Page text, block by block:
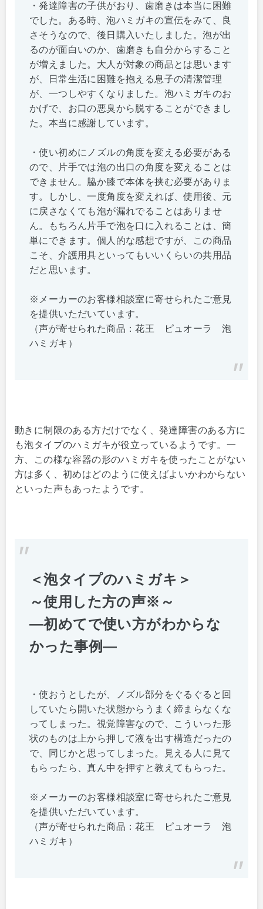
・発達障害の子供がおり、歯磨きは本当に困難
でした。ある時、泡ハミガキの宣伝をみて、良
さそうなので、後日購入いたしました。泡が出
るのが面白いのか、歯磨きも自分からすること
が増えました。大人が対象の商品とは思います
が、日常生活に困難を抱える息子の清潔管理
が、一つしやすくなりました。泡ハミガキのお
かげで、お口の悪臭から脱することができまし
た。本当に感謝しています。
・使い初めにノズルの角度を変える必要がある
ので、片手では泡の出口の角度を変えることは
できません。脇か膝で本体を挟む必要がありま
す。しかし、一度角度を変えれば、使用後、元
に戻さなくても泡が漏れでることはありませ
ん。もちろん片手で泡を口に入れることは、簡
単にできます。個人的な感想ですが、この商品
こそ、介護用具といってもいいくらいの共用品
だと思います。
※メーカーのお客様相談室に寄せられたご意見
を提供いただいています。
（声が寄せられた商品：花王 ピュオーラ 泡
ハミガキ）
動きに制限のある方だけでなく、発達障害のある方に
も泡タイプのハミガキが役立っているようです。一
方、この様な容器の形のハミガキを使ったことがない
方は多く、初めはどのように使えばよいかわからない
といった声もあったようです。
＜泡タイプのハミガキ＞
～使用した方の声※～
―初めてで使い方がわからな
かった事例―
・使おうとしたが、ノズル部分をぐるぐると回
していたら開いた状態からうまく締まらなくな
ってしまった。視覚障害なので、こういった形
状のものは上から押して液を出す構造だったの
で、同じかと思ってしまった。見える人に見て
もらったら、真ん中を押すと教えてもらった。
※メーカーのお客様相談室に寄せられたご意見
を提供いただいています。
（声が寄せられた商品：花王 ピュオーラ 泡
ハミガキ）